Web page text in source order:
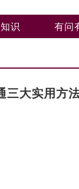
识 有问
三大实用方